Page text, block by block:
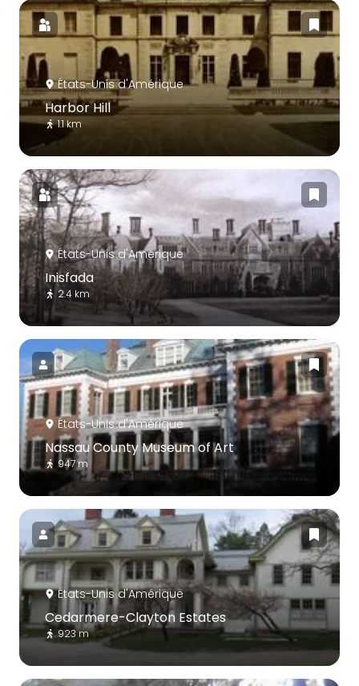
États-Unis d'Amérique
Harbor Hill
1.1 km
États-Unis d'Amérique
Inisfada
2.4 km
États-Unis d'Amérique
Nassau County Museum of Art
947 m
États-Unis d'Amérique
Cedarmere-Clayton Estates
923 m